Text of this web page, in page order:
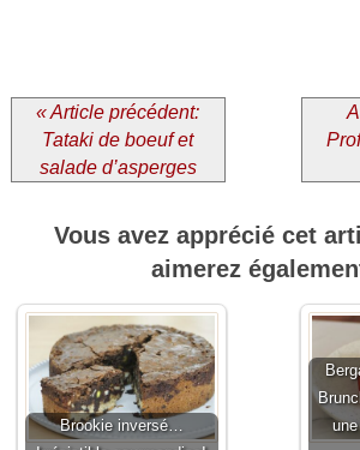
« Article précédent:
Tataki de boeuf et
salade d’asperges
Vous avez apprécié cet
aimerez
Brookie inversé…